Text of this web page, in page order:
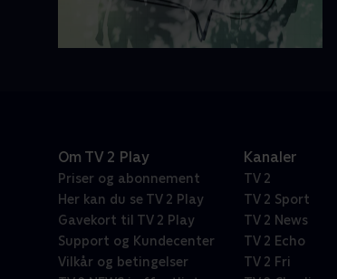
Om TV 2 Play
Priser og abonnement
Her kan du se TV 2 Play
Gavekort til TV 2 Play
Support og Kundecenter
Vilkår og betingelser
Kanaler
TV 2
TV 2 Sport
TV 2 News
TV 2 Echo
TV 2 Fri